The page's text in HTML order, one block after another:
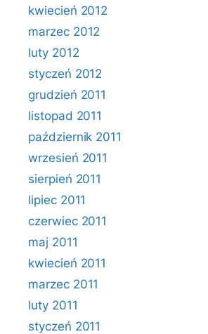
kwiecień 2012
marzec 2012
luty 2012
styczeń 2012
grudzień 2011
listopad 2011
październik 2011
wrzesień 2011
sierpień 2011
lipiec 2011
czerwiec 2011
maj 2011
kwiecień 2011
marzec 2011
luty 2011
styczeń 2011